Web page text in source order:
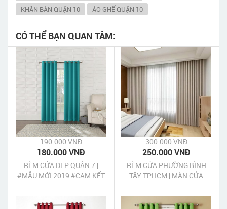
KHĂN BÀN QUẬN 10
ÁO GHẾ QUẬN 10
CÓ THỂ BẠN QUAN TÂM:
190.000 VNĐ
180.000 VNĐ
RÈM CỬA ĐẸP QUẬN 7 |
#MẪU MỚI 2019 #CAM KẾT
300.000 VNĐ
250.000 VNĐ
RÈM CỬA PHƯỜNG BÌNH
TÂY TPHCM | MÀN CỬA